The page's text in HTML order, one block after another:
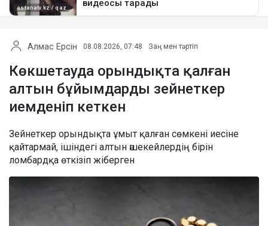
Алмас Ерсін 08.08.2026, 07:48 Заң мен тәртіп
Көкшетауда орындықта қалған
алтын бұйымдарды зейнеткер
иемденіп кеткен
Зейнеткер орындықта ұмыт қалған сөмкені иесіне
қайтармай, ішіндегі алтын әшекейлердің бірін
ломбардқа өткізіп жіберген